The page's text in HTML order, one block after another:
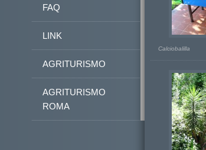
FAQ
LINK
AGRITURISMO
AGRITURISMO
ROMA
Calciobalilla